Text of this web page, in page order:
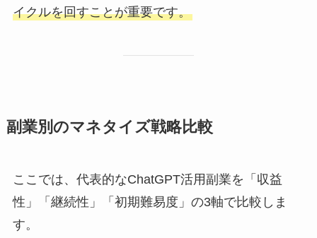
イクルを回すことが重要です。
副業別のマネタイズ戦略比較
ここでは、代表的なChatGPT活用副業を「収益
性」「継続性」「初期難易度」の3軸で比較しま
す。